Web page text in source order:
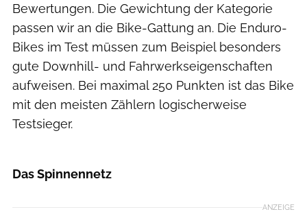
Bewertungen. Die Gewichtung der Kategorie
passen wir an die Bike-Gattung an. Die Enduro-
Bikes im Test müssen zum Beispiel besonders
gute Downhill- und Fahrwerkseigenschaften
aufweisen. Bei maximal 250 Punkten ist das Bike
mit den meisten Zählern logischerweise
Testsieger.
Das Spinnennetz
ANZEIGE